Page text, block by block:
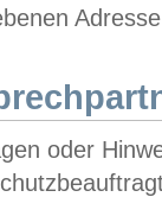
oder